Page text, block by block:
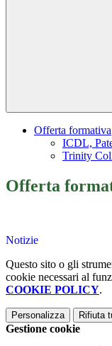
Offerta formativa
ICDL,
Trinity
Offerta
Notizie
Questo sito o gli
cookie necessari al
COOKIE POLICY.
Personalizza Rifiuta
Gestione cookie